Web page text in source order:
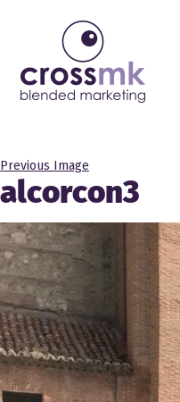
Previous Image
alcorcon3